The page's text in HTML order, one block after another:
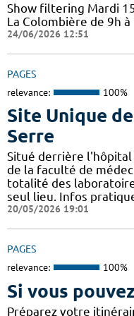
Show filtering Mardi
La Colombière de 9h à
24/06/2026 12:51
PAGES
relevance: 100%
Site Unique
Serre
Situé derrière l'hôpital
de la faculté de
totalité des
seul lieu. Infos
20/05/2026 19:01
PAGES
relevance: 100%
Si vous
Préparez votre